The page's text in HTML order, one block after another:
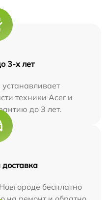
3-х лет
техники Acer и
до 3 лет.
бесплатно